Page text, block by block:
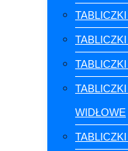
WIDŁOWE